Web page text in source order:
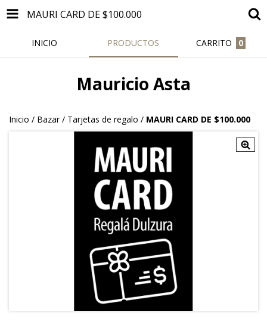
MAURI CARD DE $100.000
INICIO PRODUCTOS CARRITO 0
Mauricio Asta
Inicio / Bazar / Tarjetas de regalo / MAURI CARD DE $100.000